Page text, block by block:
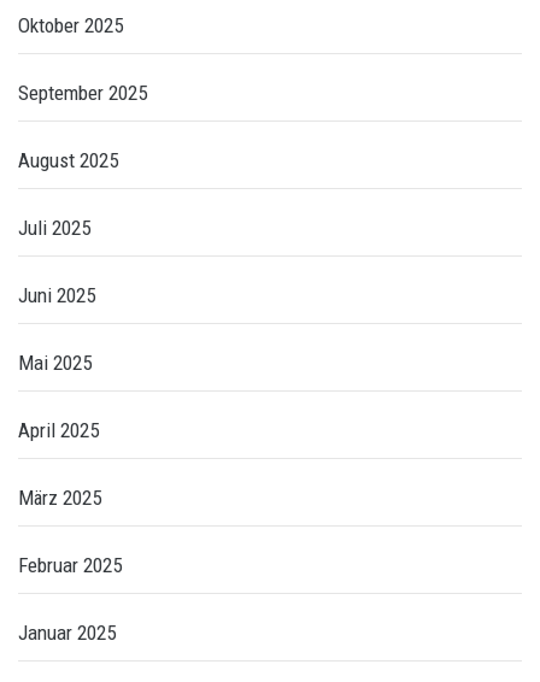
Oktober 2025
September 2025
August 2025
Juli 2025
Juni 2025
Mai 2025
April 2025
März 2025
Februar 2025
Januar 2025